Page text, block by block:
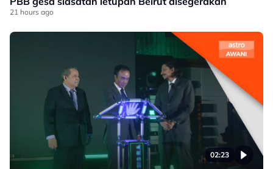
21 hours ago
02:23